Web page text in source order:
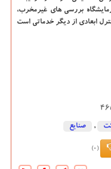
بررسی های غیرمخرب،
ابعادی از دیگر خدماتی است
, صنایع
(0)